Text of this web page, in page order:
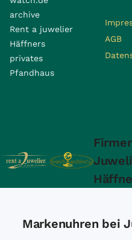
archive
Rent a juwelier
Häffners
privates
Pfandhaus
AGB
Markenuhren bei